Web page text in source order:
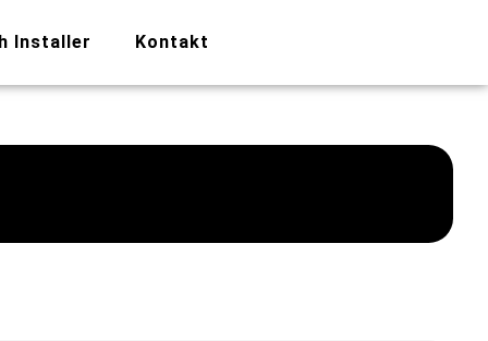
Installer Kontakt